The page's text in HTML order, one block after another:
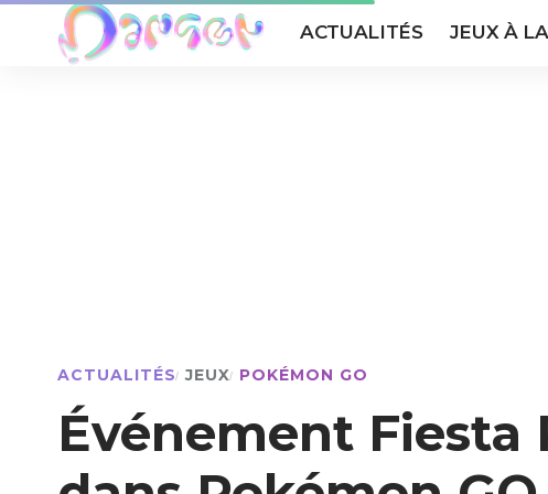
ACTUALITÉS JEUX À
ACTUALITÉS JEUX POKÉMON GO
Événement Fiesta